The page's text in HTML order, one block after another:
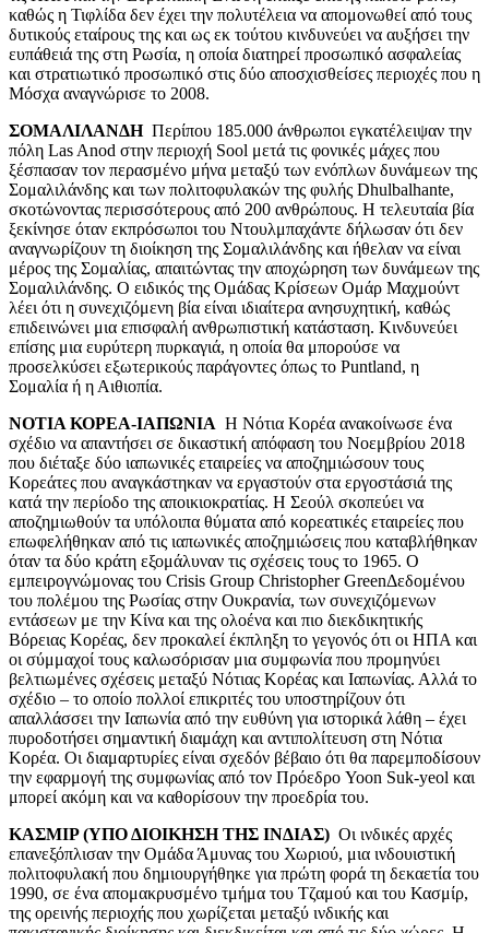
καθώς η Τιφλίδα δεν έχει την πολυτέλεια να απομονωθεί από τους
δυτικούς εταίρους της και ως εκ τούτου κινδυνεύει να αυξήσει την
ευπάθειά της στη Ρωσία, η οποία διατηρεί προσωπικό ασφαλείας
και στρατιωτικό προσωπικό στις δύο αποσχισθείσες περιοχές που η
Μόσχα αναγνώρισε το 2008.
ΣΟΜΑΛΙΛΑΝΔΗΠερίπου 185.000 άνθρωποι εγκατέλειψαν την
πόλη Las Anod στην περιοχή Sool μετά τις φονικές μάχες που
ξέσπασαν τον περασμένο μήνα μεταξύ των ενόπλων δυνάμεων της
Σομαλιλάνδης και των πολιτοφυλακών της φυλής Dhulbalhante,
σκοτώνοντας περισσότερους από 200 ανθρώπους. Η τελευταία βία
ξεκίνησε όταν εκπρόσωποι του Ντουλμπαχάντε δήλωσαν ότι δεν
αναγνωρίζουν τη διοίκηση της Σομαλιλάνδης και ήθελαν να είναι
μέρος της Σομαλίας, απαιτώντας την αποχώρηση των δυνάμεων της
Σομαλιλάνδης. Ο ειδικός της Ομάδας Κρίσεων Ομάρ Μαχμούντ
λέει ότι η συνεχιζόμενη βία είναι ιδιαίτερα ανησυχητική, καθώς
επιδεινώνει μια επισφαλή ανθρωπιστική κατάσταση. Κινδυνεύει
επίσης μια ευρύτερη πυρκαγιά, η οποία θα μπορούσε να
προσελκύσει εξωτερικούς παράγοντες όπως το Puntland, η
Σομαλία ή η Αιθιοπία.
ΝΟΤΙΑ ΚΟΡΕΑ-ΙΑΠΩΝΙΑ Η Νότια Κορέα ανακοίνωσε ένα
σχέδιο να απαντήσει σε δικαστική απόφαση του Νοεμβρίου 2018
που διέταξε δύο ιαπωνικές εταιρείες να αποζημιώσουν τους
Κορεάτες που αναγκάστηκαν να εργαστούν στα εργοστάσιά της
κατά την περίοδο της αποικιοκρατίας. Η Σεούλ σκοπεύει να
αποζημιωθούν τα υπόλοιπα θύματα από κορεατικές εταιρείες που
επωφελήθηκαν από τις ιαπωνικές αποζημιώσεις που καταβλήθηκαν
όταν τα δύο κράτη εξομάλυναν τις σχέσεις τους το 1965. Ο
εμπειρογνώμονας του Crisis Group Christopher GreenΔεδομένου
του πολέμου της Ρωσίας στην Ουκρανία, των συνεχιζόμενων
εντάσεων με την Κίνα και της ολοένα και πιο διεκδικητικής
Βόρειας Κορέας, δεν προκαλεί έκπληξη το γεγονός ότι οι ΗΠΑ και
οι σύμμαχοί τους καλωσόρισαν μια συμφωνία που προμηνύει
βελτιωμένες σχέσεις μεταξύ Νότιας Κορέας και Ιαπωνίας. Αλλά το
σχέδιο – το οποίο πολλοί επικριτές του υποστηρίζουν ότι
απαλλάσσει την Ιαπωνία από την ευθύνη για ιστορικά λάθη – έχει
πυροδοτήσει σημαντική διαμάχη και αντιπολίτευση στη Νότια
Κορέα. Οι διαμαρτυρίες είναι σχεδόν βέβαιο ότι θα παρεμποδίσουν
την εφαρμογή της συμφωνίας από τον Πρόεδρο Yoon Suk-yeol και
μπορεί ακόμη και να καθορίσουν την προεδρία του.
ΚΑΣΜΙΡ (ΥΠΟ ΔΙΟΙΚΗΣΗ ΤΗΣ ΙΝΔΙΑΣ) Οι ινδικές αρχές
επανεξόπλισαν την Ομάδα Άμυνας του Χωριού, μια ινδουιστική
πολιτοφυλακή που δημιουργήθηκε για πρώτη φορά τη δεκαετία του
1990, σε ένα απομακρυσμένο τμήμα του Τζαμού και του Κασμίρ,
της ορεινής περιοχής που χωρίζεται μεταξύ ινδικής και